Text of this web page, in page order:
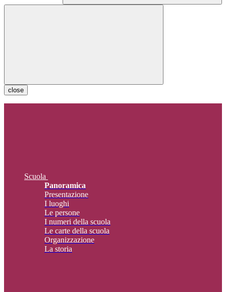
close
Scuola
Panoramica
Presentazione
I luoghi
Le persone
I numeri della scuola
Le carte della scuola
Organizzazione
La storia